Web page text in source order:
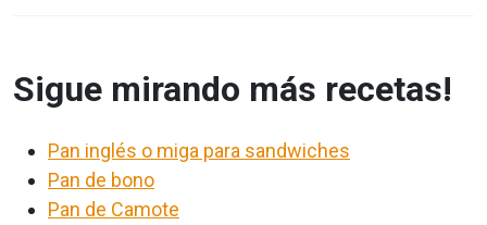
Sigue mirando más recetas!
Pan inglés o miga para sandwiches
Pan de bono
Pan de Camote